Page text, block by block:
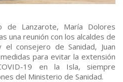
de Lanzarote, María Dolores
una reunión con los alcaldes de
consejero de Sanidad, Juan
para evitar la extensión
19 en la Isla, siempre
del Ministerio de Sanidad.